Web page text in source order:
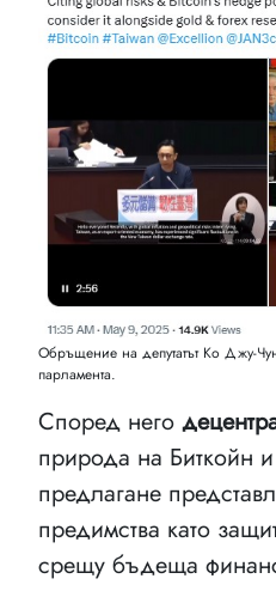
Обръщение на депутатът Ко Джу-
парламента.
Според него
природа на Биткойн
предлагане
предимства като
срещу бъдеща